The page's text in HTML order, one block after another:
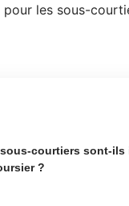
les sous-
courtiers sont-ils
?